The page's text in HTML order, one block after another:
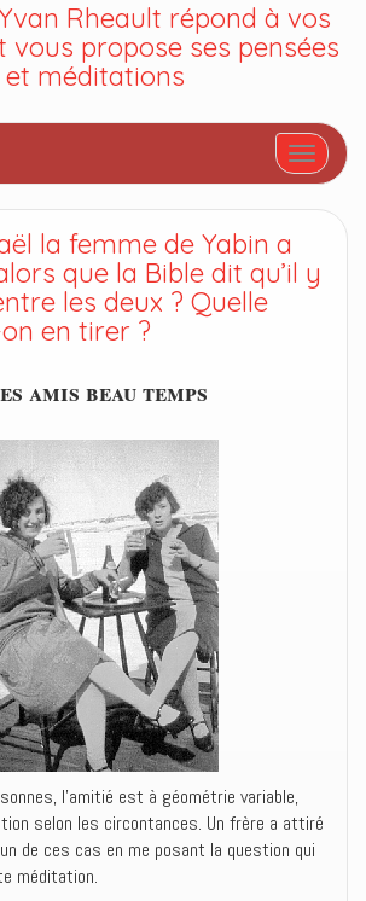
Rheault répond à vos
vous propose ses pensées
et méditations
Afficher/
la femme de Yabin a
que la Bible dit qu’il y
les deux ? Quelle
en tirer ?
amis beau temps
l’amitié est à géométrie variable,
selon les circontances. Un frère a attiré
de ces cas en me posant la question qui
méditation.